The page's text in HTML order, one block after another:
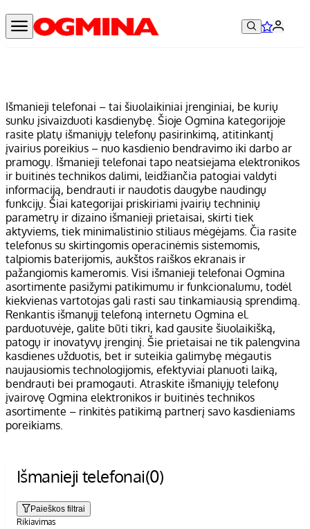
Išmanieji telefonai – tai šiuolaikiniai įrenginiai, be kurių
sunku įsivaizduoti kasdienybę. Šioje Ogmina kategorijoje
rasite platų išmaniųjų telefonų pasirinkimą, atitinkantį
įvairius poreikius – nuo kasdienio bendravimo iki darbo ar
pramogų. Išmanieji telefonai tapo neatsiejama elektronikos
ir buitinės technikos dalimi, leidžiančia patogiai valdyti
informaciją, bendrauti ir naudotis daugybe naudingų
funkcijų. Šiai kategorijai priskiriami įvairių techninių
parametrų ir dizaino išmanieji prietaisai, skirti tiek
aktyviems, tiek minimalistinio stiliaus mėgėjams. Čia rasite
telefonus su skirtingomis operacinėmis sistemomis,
talpiomis baterijomis, aukštos raiškos ekranais ir
pažangiomis kameromis. Visi išmanieji telefonai Ogmina
asortimente pasižymi patikimumu ir funkcionalumu, todėl
kiekvienas vartotojas gali rasti sau tinkamiausią sprendimą.
Renkantis išmanųjį telefoną internetu Ogmina el.
parduotuvėje, galite būti tikri, kad gausite šiuolaikišką,
patogų ir inovatyvų įrenginį. Šie prietaisai ne tik palengvina
kasdienes užduotis, bet ir suteikia galimybę mėgautis
naujausiomis technologijomis, efektyviai planuoti laiką,
bendrauti bei pramogauti. Atraskite išmaniųjų telefonų
įvairovę Ogmina elektronikos ir buitinės technikos
asortimente – rinkitės patikimą partnerį savo kasdieniams
poreikiams.
Išmanieji telefonai(0)
Paieškos filtrai
Rikiavimas